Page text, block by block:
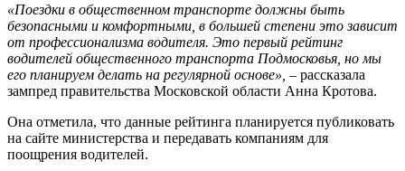
«Поездки в общественном транспорте должны быть
безопасными и комфортными, в большей степени это зависит
от профессионализма водителя. Это первый рейтинг
водителей общественного транспорта Подмосковья, но мы
его планируем делать на регулярной основе», – рассказала
зампред правительства Московской области Анна Кротова.
Она отметила, что данные рейтинга планируется публиковать
на сайте министерства и передавать компаниям для
поощрения водителей.